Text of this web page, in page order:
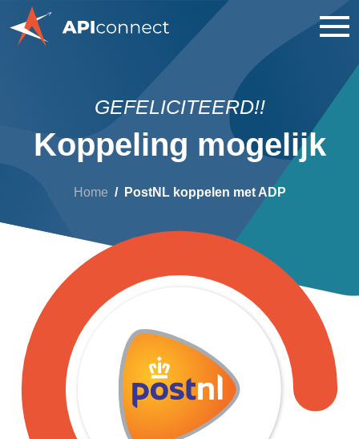
GEFELICITEERD!!
Koppeling mogelijk
Home PostNL koppelen met ADP